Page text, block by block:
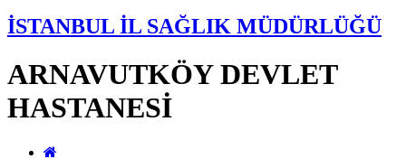
İSTANBUL İL SAĞLIK MÜDÜRLÜĞÜ
ARNAVUTKÖY DEVLET
HASTANESİ